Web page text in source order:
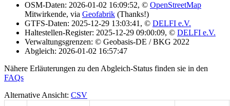
OSM-Daten: 2026-01-02 16:09:52, © OpenStreetMap
Mitwirkende, via Geofabrik (Thanks!)
GTFS-Daten: 2025-12-29 13:03:41, © DELFI e.V.
Haltestellen-Register: 2025-12-29 09:00:09, © DELFI e.V.
Verwaltungsgrenzen: © Geobasis-DE / BKG 2022
Abgleich: 2026-01-02 16:57:47
Nähere Erläuterungen zu den Abgleich-Status finden sie in den
FAQs
Alternative Ansicht: CSV